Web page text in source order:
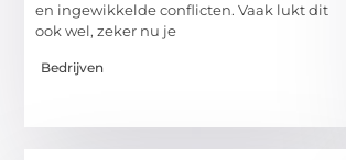
en ingewikkelde conflicten. Vaak lukt dit
ook wel, zeker nu je
Bedrijven